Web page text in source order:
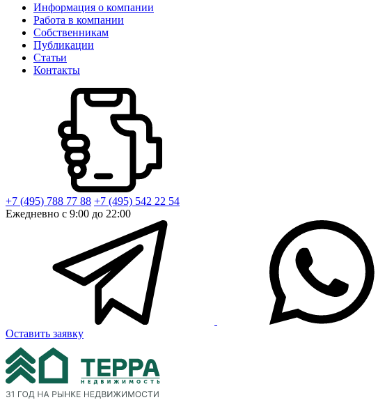
Информация о компании
Работа в компании
Собственникам
Публикации
Статьи
Контакты
+7 (495) 788 77 88 +7 (495) 542 22 54
Ежедневно с 9:00 до 22:00
Оставить заявку